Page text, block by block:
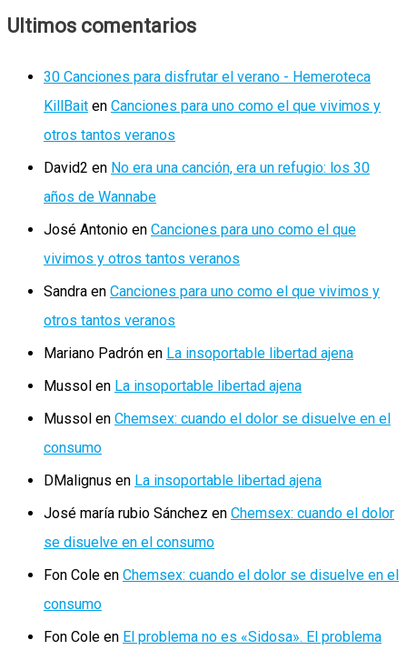
Ultimos comentarios
30 Canciones para disfrutar el verano - Hemeroteca
KillBait en Canciones para uno como el que vivimos y
otros tantos veranos
David2 en No era una canción, era un refugio: los 30
años de Wannabe
José Antonio en Canciones para uno como el que
vivimos y otros tantos veranos
Sandra en Canciones para uno como el que vivimos y
otros tantos veranos
Mariano Padrón en La insoportable libertad ajena
Mussol en La insoportable libertad ajena
Mussol en Chemsex: cuando el dolor se disuelve en el
consumo
DMalignus en La insoportable libertad ajena
José maría rubio Sánchez en Chemsex: cuando el dolor
se disuelve en el consumo
Fon Cole en Chemsex: cuando el dolor se disuelve en el
consumo
Fon Cole en El problema no es «Sidosa». El problema